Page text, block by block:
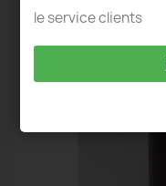
le service clients